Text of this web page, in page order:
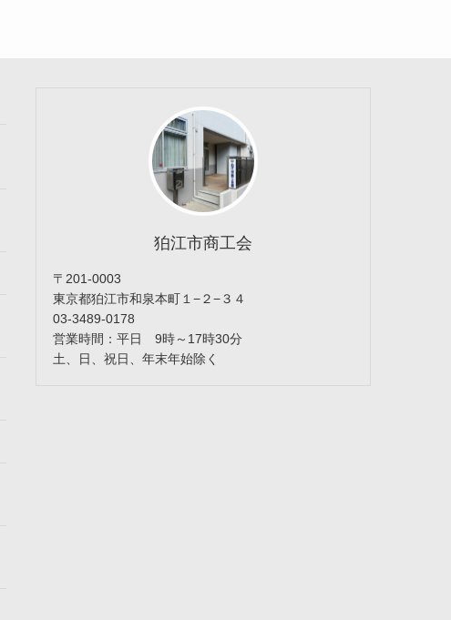
狛江市商工会
〒201-0003
東京都狛江市和泉本町１−２−３４
03-3489-0178
営業時間：平日 9時～17時30分
土、日、祝日、年末年始除く